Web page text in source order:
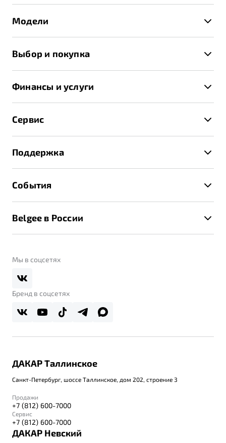
Модели
X70
Выбор и покупка
Записаться на тест-драйв
Получить предложение
Финансы и услуги
Страхование
Расчет КАСКО
Сервис
Техническое обслуживание
Калькулятор ТО
Поддержка
Помощь на дорогах
Belgee Линк
Реферальная программа
События
Belgee в России
О дилерском центре
Правовая информация
Мы в соцсетях
Бренд в соцсетях
ДАКАР Таллинское
Санкт-Петербург, шоссе Таллинское, дом 202, строение 3
Продажи
+7 (812) 600-7000
Сервис
+7 (812) 600-7000
ДАКАР Невский